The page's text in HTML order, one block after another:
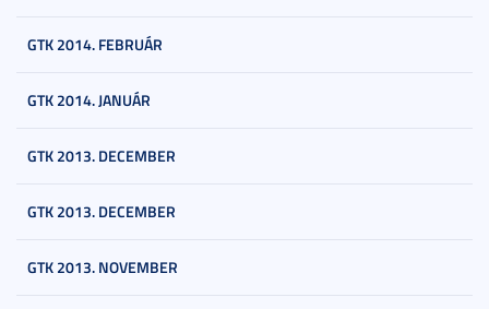
GTK 2014. FEBRUÁR
GTK 2014. JANUÁR
GTK 2013. DECEMBER
GTK 2013. DECEMBER
GTK 2013. NOVEMBER